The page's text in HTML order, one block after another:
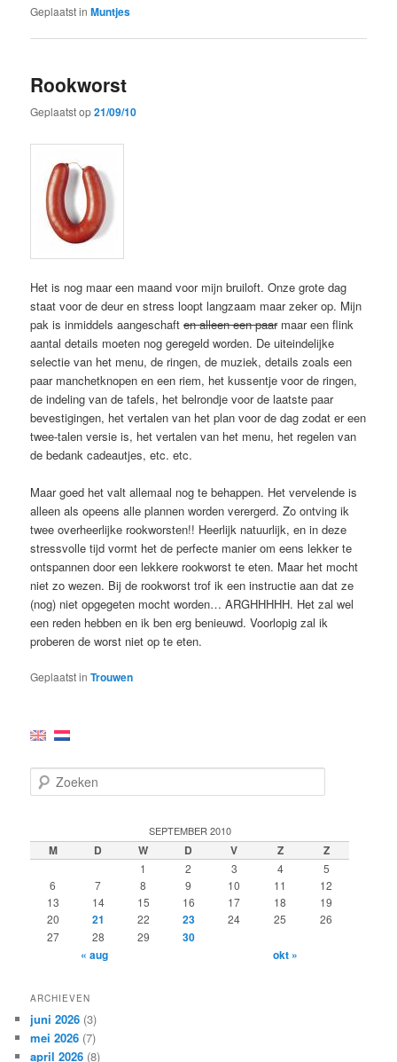
Geplaatst in Muntjes
Rookworst
Geplaatst op21/09/10
Het is nog maar een maand voor mijn bruiloft. Onze grote dag
staat voor de deur en stress loopt langzaam maar zeker op. Mijn
pak is inmiddels aangeschaften alleen een paarmaar een flink
aantal details moeten nog geregeld worden. De uiteindelijke
selectie van het menu, de ringen, de muziek, details zoals een
paar manchetknopen en een riem, het kussentje voor de ringen,
de indeling van de tafels, het belrondje voor de laatste paar
bevestigingen, het vertalen van het plan voor de dag zodat er een
twee-talen versie is, het vertalen van het menu, het regelen van
de bedank cadeautjes, etc. etc.
Maar goed het valt allemaal nog te behappen. Het vervelende is
alleen als opeens alle plannen worden verergerd. Zo ontving ik
twee overheerlijke rookworsten!! Heerlijk natuurlijk, en in deze
stressvolle tijd vormt het de perfecte manier om eens lekker te
ontspannen door een lekkere rookworst te eten. Maar het mocht
niet zo wezen. Bij de rookworst trof ik een instructie aan dat ze
(nog) niet opgegeten mocht worden… ARGHHHHH. Het zal wel
een reden hebben en ik ben erg benieuwd. Voorlopig zal ik
proberen de worst niet op te eten.
Geplaatst in Trouwen
o
e
n
SEPTEMBER 2010
M D W D V Z Z
1 2 3 4
5
6
7 8 9 10 11
12
13
14 15 16 17 18
19
20
21 22 23 24 25
26
27
28 29
30
« aug
okt »
ARCHIEVEN
juni 2026 (3)
mei 2026 (7)
april 2026 (8)